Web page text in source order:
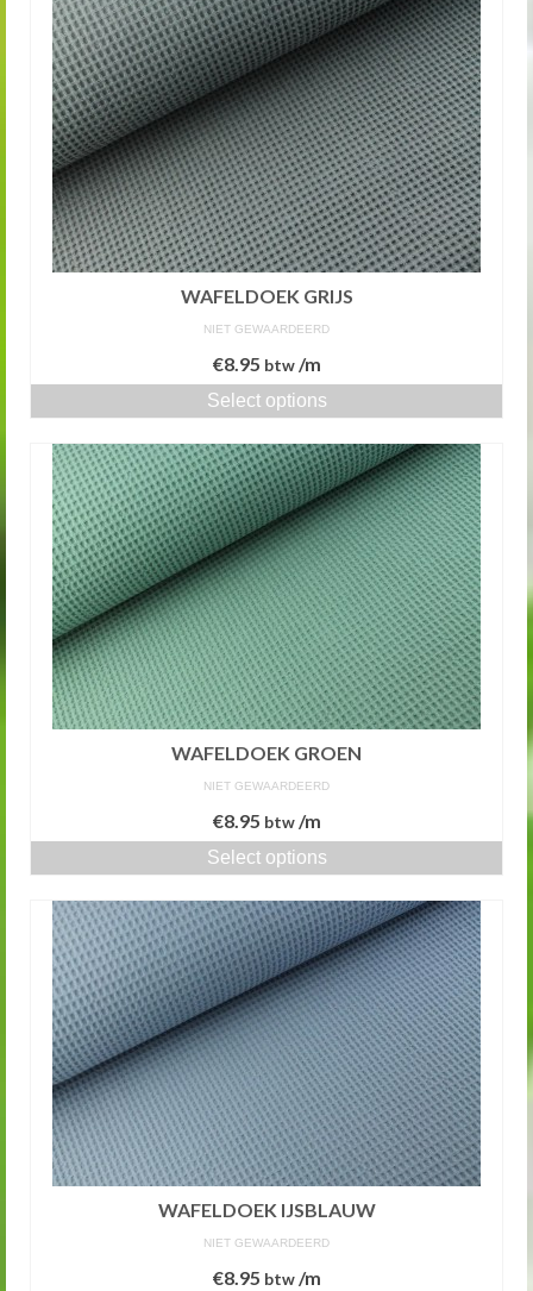
WAFELDOEK GRIJS
NIET GEWAARDEERD
€8.95 btw/m
Select options
WAFELDOEK GROEN
NIET GEWAARDEERD
€8.95 btw/m
Select options
WAFELDOEK IJSBLAUW
NIET GEWAARDEERD
€8.95 btw/m